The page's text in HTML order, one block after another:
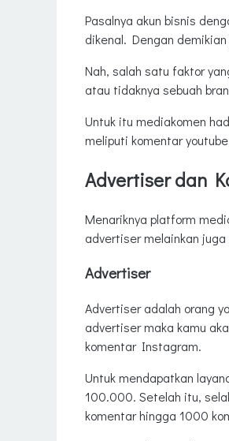
Pasalnya akun bisnis
dikenal. Dengan
Nah, salah satu faktor
atau tidaknya sebuah
Untuk itu mediakomen
meliputi komentar
Advertiser dan
Menariknya platform
advertiser melainkan
Advertiser
Advertiser adalah orang
advertiser maka kamu
komentar Instagram.
Untuk mendapatkan
100.000. Setelah itu,
komentar hingga 1000